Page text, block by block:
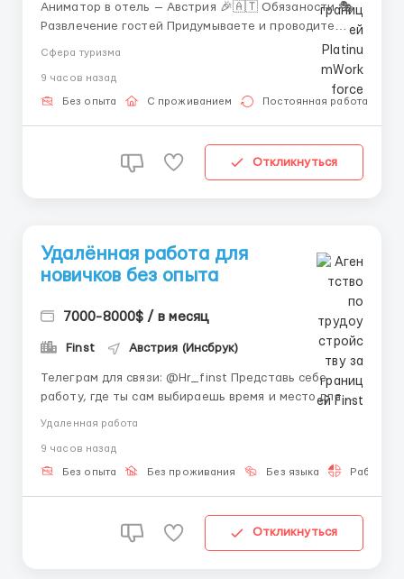
Аниматор в отель — Австрия 🎉🇦🇹 Обязаности 🎭
Развлечение гостей Придумываете и проводите
игры, конкурсы и шоу для взрослых и детей. Ваша
Организация активностей Помогаете гостям
участвовать в спортивных играх, мастер-классах и
Сфера туризма
9 часов назад
Без опыта С проживанием Постоянная работа
Откликнуться
Удалённая работа для
новичков без опыта
7000-8000$ / в месяц
Finst Австрия (Инсбрук)
Телеграм для связи: @Hr_finst Представь себе
работу, где ты сам выбираешь время и место для
выполнения задач. 🏖 Онлайн-сфера стремительно
💡 Ты получаешь возможность совмещать карьеру с
учебой, личными проектами или путешествиями. 🌟
Удаленная работа
9 часов назад
Без опыта Без проживания Без языка Работа
Откликнуться